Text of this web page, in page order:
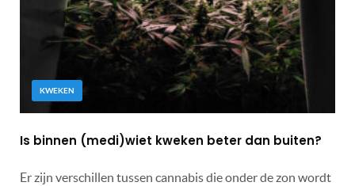
KWEKEN
Is binnen (medi)wiet kweken beter dan buiten?
Er zijn verschillen tussen cannabis die onder de zon wordt